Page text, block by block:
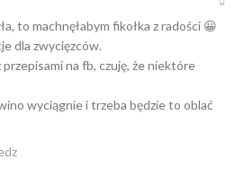
to machnęłabym fikołka z radości 😀
dla zwycięzców.
przepisami na fb, czuję, że niektóre
wyciągnie i trzeba będzie to oblać